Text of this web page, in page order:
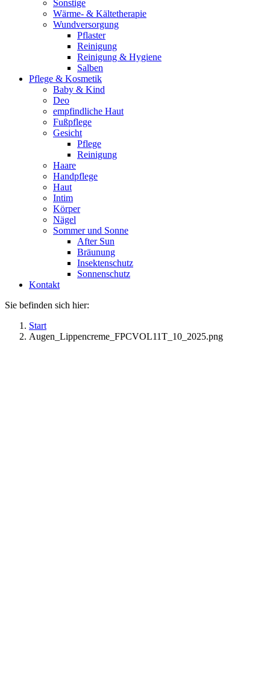
Sonstige
Wärme- & Kältetherapie
Wundversorgung
Pflaster
Reinigung
Reinigung & Hygiene
Salben
Pflege & Kosmetik
Baby & Kind
Deo
empfindliche Haut
Fußpflege
Gesicht
Pflege
Reinigung
Haare
Handpflege
Haut
Intim
Körper
Nägel
Sommer und Sonne
After Sun
Bräunung
Insektenschutz
Sonnenschutz
Kontakt
Sie befinden sich hier:
Start
Augen_Lippencreme_FPCVOL11T_10_2025.png